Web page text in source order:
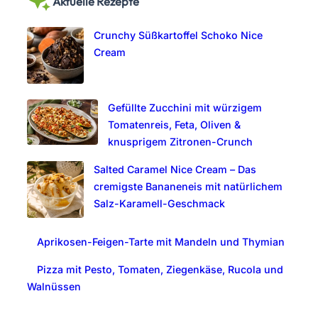
h
Crunchy Süßkartoffel Schoko Nice
Cream
Gefüllte Zucchini mit würzigem
Tomatenreis, Feta, Oliven &
knusprigem Zitronen-Crunch
Salted Caramel Nice Cream – Das
cremigste Bananeneis mit natürlichem
Salz-Karamell-Geschmack
Aprikosen-Feigen-Tarte mit Mandeln und Thymian
Pizza mit Pesto, Tomaten, Ziegenkäse, Rucola und
Walnüssen